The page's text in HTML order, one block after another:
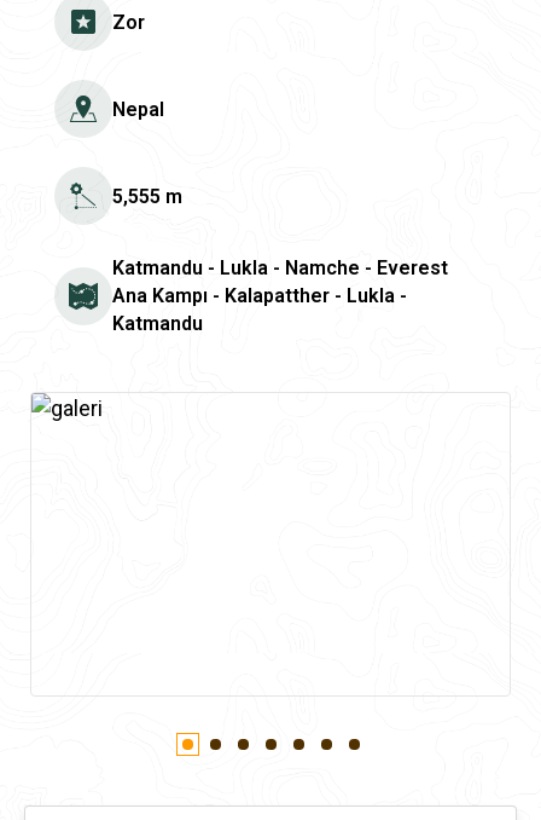
Zor
Nepal
5,555 m
Katmandu - Lukla - Namche - Everest
Ana Kampı - Kalapatther - Lukla -
Katmandu